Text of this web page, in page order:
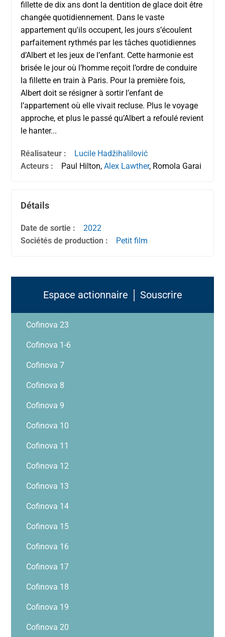
fillette de dix ans dont la dentition de glace doit être
changée quotidiennement. Dans le vaste
appartement qu'ils occupent, les jours s’écoulent
parfaitement rythmés par les tâches quotidiennes
d’Albert et les jeux de l’enfant. Cette harmonie est
brisée le jour où l’homme reçoit l’ordre de conduire
la fillette en train à Paris. Pour la première fois,
Albert doit se résigner à sortir l’enfant de
l’appartement où elle vivait recluse. Plus le voyage
approche, et plus le passé qu’Albert a refoulé revient
le hanter...
Réalisateur :
Lucile Hadžihalilović
Acteurs :
Paul Hilton,Alex Lawther, Romola Garai
Détails
Date de sortie :
2022
Sociétés de production :
Petit film
Espace actionnaire │ Souscrire
Cofinova 23
Cofinova 1-6
Cofinova 7
Cofinova 8
Cofinova 9
Cofinova 10
Cofinova 11
Cofinova 12
Cofinova 13
Cofinova 14
Cofinova 15
Cofinova 16
Cofinova 17
Cofinova 18
Cofinova 19
Cofinova 20